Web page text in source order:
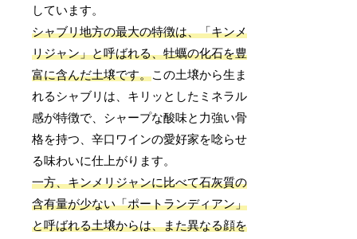
しています。
シャブリ地方の最大の特徴は、「キンメ
リジャン」と呼ばれる、牡蠣の化石を豊
富に含んだ土壌です。この土壌から生ま
れるシャブリは、キリッとしたミネラル
感が特徴で、シャープな酸味と力強い骨
格を持つ、辛口ワインの愛好家を唸らせ
る味わいに仕上がります。
一方、キンメリジャンに比べて石灰質の
含有量が少ない「ポートランディアン」
と呼ばれる土壌からは、また異なる顔を